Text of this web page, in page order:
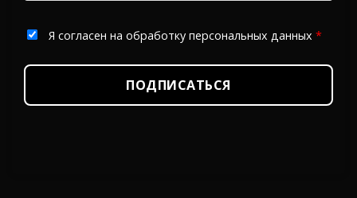
Я согласен на обработку персональных данных *
ПОДПИСАТЬСЯ